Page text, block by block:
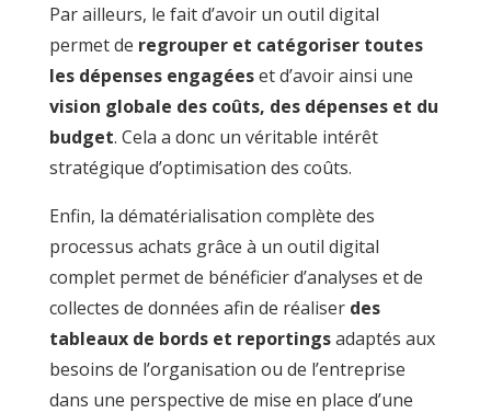
Par ailleurs, le fait d’avoir un outil digital
permet de regrouper et catégoriser toutes
les dépenses engagéeset d’avoir ainsi une
vision globale des coûts, des dépenses et du
budget. Cela a donc un véritable intérêt
stratégique d’optimisation des coûts.
Enfin, la dématérialisation complète des
processus achats grâce à un outil digital
complet permet de bénéficier d’analyses et de
collectes de données afin de réaliser des
tableaux de bords et reportingsadaptés aux
besoins de l’organisation ou de l’entreprise
dans une perspective de mise en place d’une